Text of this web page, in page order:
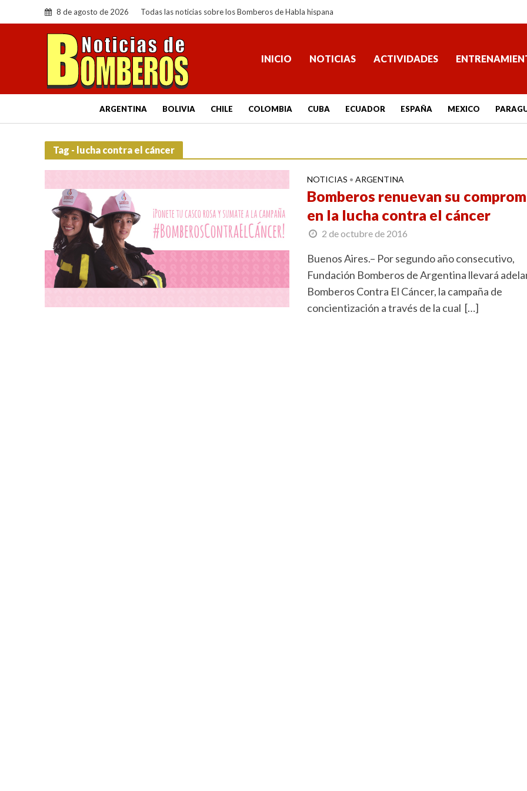
8 de agosto de 2026 Todas las noticias sobre los Bomberos de Habla hispana
INICIO NOTICIAS ACTIVIDADES
ARGENTINA BOLIVIA CHILE COLOMBIA CUBA ECUADOR ESPAÑA MEXICO
Tag - lucha contra el cáncer
NOTICIAS • ARGENTINA
Bomberos renuevan su
en la lucha contra el cáncer
2 de octubre de 2016
Buenos Aires.– Por segundo año consecutivo,
Fundación Bomberos de Argentina llevará
Bomberos Contra El Cáncer, la campaña de
concientización a través de la cual […]